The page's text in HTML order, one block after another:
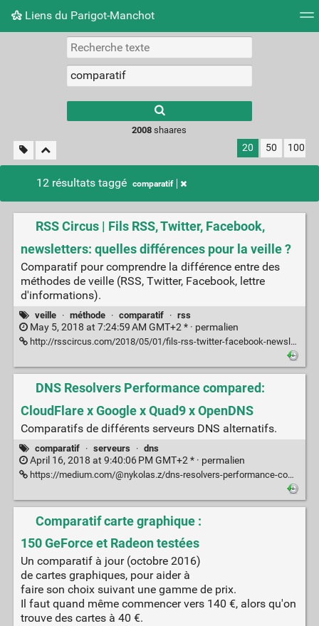
Liens du Parigot-Manchot
Nuage de tags Mur d'images
2008 shaares
20 50 100
12 résultats taggé comparatif
RSS Circus | Fils RSS, Twitter, Facebook,
newsletters: quelles différences pour la veille ?
Comparatif pour comprendre la différence entre des
méthodes de veille (RSS, Twitter, Facebook, lettre
d'informations).
veille · méthode · comparatif · rss
May 5, 2018 at 7:24:59 AM GMT+2 * · permalien
http://rsscircus.com/2018/05/01/fils-rss-twitter-facebook-newsletters-quelles-differences-pour-la-veille/
DNS Resolvers Performance compared:
CloudFlare x Google x Quad9 x OpenDNS
Comparatifs de différents serveurs DNS alternatifs.
comparatif · serveurs · dns
April 16, 2018 at 9:40:06 PM GMT+2 * · permalien
https://medium.com/@nykolas.z/dns-resolvers-performance-compared-cloudflare-x-google-x-quad9-x-opendns-149e803734e5
Comparatif carte graphique :
150 GeForce et Radeon testées
Un comparatif à jour (octobre 2016)
de cartes graphiques, pour aider à
faire son choix suivant une gamme de prix.
Il faut quand même commencer vers 140 €, alors qu'on
trouve des cartes à 40 €.